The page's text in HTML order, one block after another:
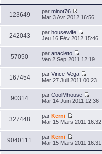
123649 par minot76
Mar 3 Avr 2012 16:56
242043 par housewife
Jeu 16 Fév 2012 15:46
57050 par anacleto
Ven 2 Sep 2011 12:19
167454 par Vince-Vega
Mer 27 Juil 2011 00:23
90314 par CoolMhouse
Mar 14 Juin 2011 12:36
327448 par Kerni
Mar 15 Mars 2011 16:32
9040111 par Kerni
Mar 15 Mars 2011 16:31